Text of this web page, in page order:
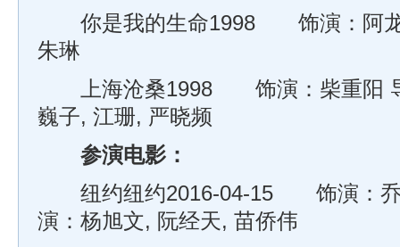
你是我的生命1998 饰演：阿龙
朱琳
上海沧桑1998 饰演：柴重阳 导
巍子, 江珊, 严晓频
参演电影：
纽约纽约2016-04-15 饰演：乔
演：杨旭文, 阮经天, 苗侨伟